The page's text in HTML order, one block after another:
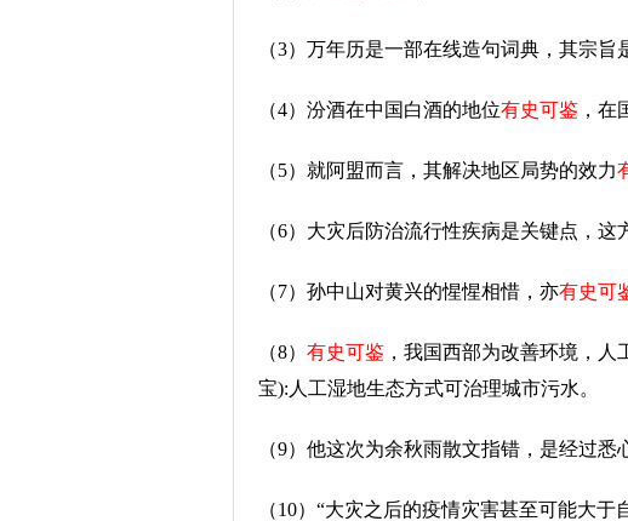
（3）万年历是一部在线造句词典，其宗旨
（4）汾酒在中国白酒的地位有史可鉴 ，在
（5）就阿盟而言，其解决地区局势的效力
（6）大灾后防治流行性疾病是关键点，这
（7）孙中山对黄兴的惺惺相惜，亦有史可
（8） 有史可鉴 ，我国西部为改善环境，
宝):人工湿地生态方式可治理城市污水。
（9）他这次为余秋雨散文指错，是经过悉
（10）“大灾之后的疫情灾害甚至可能大